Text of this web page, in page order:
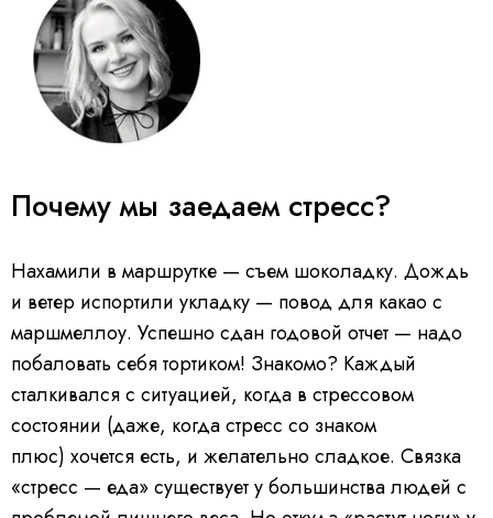
Почему мы заедаем стресс?
Нахамили в маршрутке — съем шоколадку. Дождь
и ветер испортили укладку — повод для какао с
маршмеллоу. Успешно сдан годовой отчет — надо
побаловать себя тортиком! Знакомо? Каждый
сталкивался с ситуацией, когда в стрессовом
состоянии (даже, когда стресс со знаком
плюс) хочется есть, и желательно сладкое. Связка
«стресс — еда» существует у большинства людей с